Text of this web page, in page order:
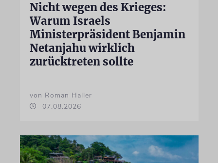
Nicht wegen des Krieges:
Warum Israels
Ministerpräsident Benjamin
Netanjahu wirklich
zurücktreten sollte
von Roman Haller
07.08.2026